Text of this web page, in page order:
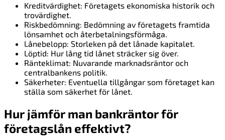
Kreditvärdighet: Företagets ekonomiska historik och
trovärdighet.
Riskbedömning: Bedömning av företagets framtida
lönsamhet och återbetalningsförmåga.
Lånebelopp: Storleken på det lånade kapitalet.
Löptid: Hur lång tid lånet sträcker sig över.
Ränteklimat: Nuvarande marknadsräntor och
centralbankens politik.
Säkerheter: Eventuella tillgångar som företaget kan
ställa som säkerhet för lånet.
Hur jämför man bankräntor för
företagslån effektivt?